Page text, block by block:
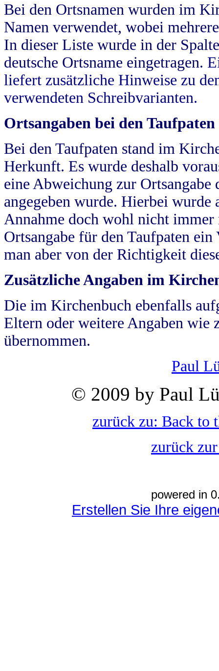
Bei den Ortsnamen wurden im
Namen verwendet, wobei
In dieser Liste wurde in der
deutsche Ortsname eingetragen.
liefert zusätzliche Hinweise zu
verwendeten Schreibvarianten.
Ortsangaben bei den Taufpaten
Bei den Taufpaten stand im
Herkunft. Es wurde deshalb
eine Abweichung zur
angegeben wurde. Hierbei wurde
Annahme doch wohl nicht
Ortsangabe für den Taufpaten
man aber von der Richtigkeit
Zusätzliche Angaben im
Die im Kirchenbuch ebenfalls
Eltern oder weitere Angaben wie
übernommen.
Paul
© 2009 by Paul
zurück zu: Back to
zurück
powered in
Erstellen Sie Ihre